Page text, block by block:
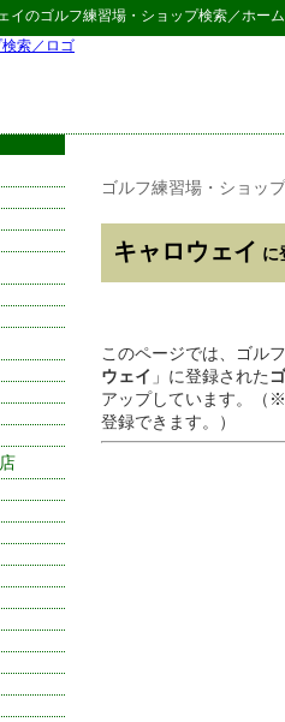
イのゴルフ練習場・ショップ検索／ホー
ゴルフ練習場・ショッ
キャロウェイ に
このページでは、ゴル
ウェイ 」に登録された
アップしています。（
登録できます。）